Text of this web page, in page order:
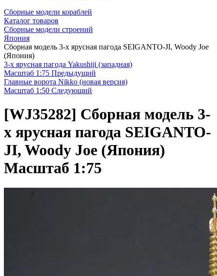
Сборные модели кораблей
Каталог товаров
Сборные модели строений
Япония
Сборная модель 3-х ярусная пагода SEIGANTO-JI, Woody Joe
(Япония)
3-х ярусная пагода Yakushiji (западная)
Масштаб 1:75 Предыдущий
Главные ворота Nikko (новая версия)
Масштаб 1:50 Следующий
[WJ35282] Сборная модель 3-
х ярусная пагода SEIGANTO-
JI, Woody Joe (Япония)
Масштаб 1:75